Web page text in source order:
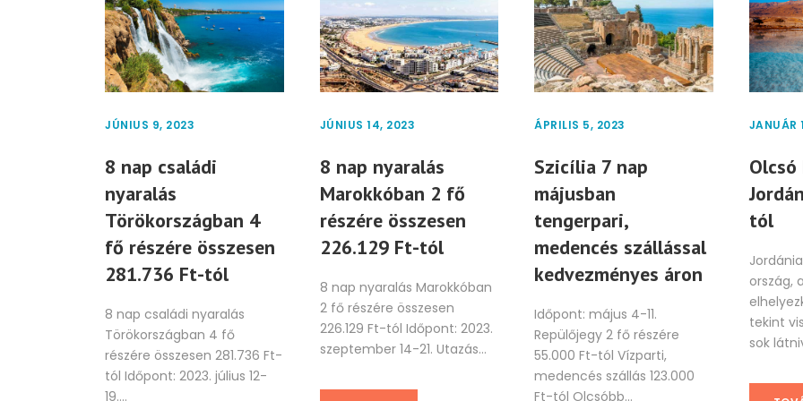
JÚNIUS 9, 2023
8 nap családi
nyaralás
Törökországban 4
fő részére összesen
281.736 Ft-tól
8 nap családi nyaralás
Törökországban 4 fő
részére összesen 281.736 Ft-
tól Időpont: 2023. július 12-
19....
JÚNIUS 14, 2023
8 nap nyaralás
Marokkóban 2 fő
részére összesen
226.129 Ft-tól
8 nap nyaralás Marokkóban
2 fő részére összesen
226.129 Ft-tól Időpont: 2023.
szeptember 14-21. Utazás...
ÁPRILIS 5, 2023
Szicília 7 nap
májusban
tengerpari,
medencés szállással
kedvezményes áron
Időpont: május 4-11.
Repülőjegy 2 fő részére
55.000 Ft-tól Vízparti,
medencés szállás 123.000
Ft-tól Olcsóbb...
JANUÁR
Olcsó
tól
ország,
tekint
sok